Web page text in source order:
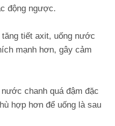
động ngược.
tiết axit, uống nước
mạnh hơn, gây cảm
chanh quá đậm đặc
hợp hơn để uống là sau